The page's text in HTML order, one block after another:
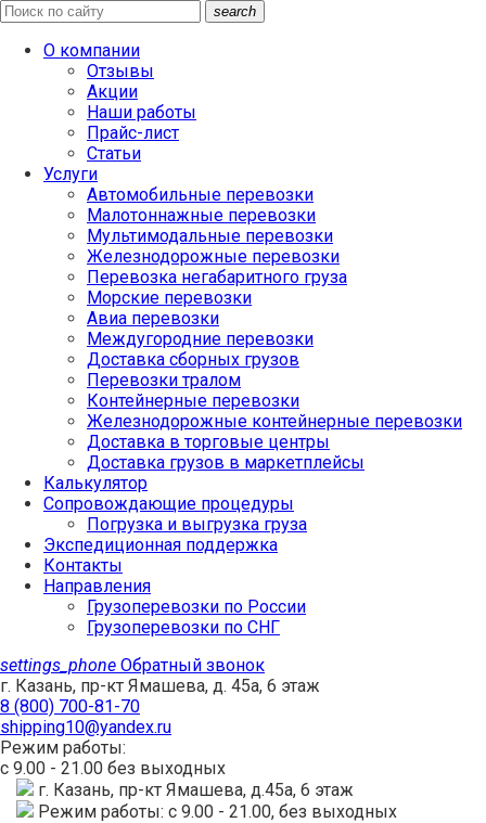
search
О компании
Отзывы
Акции
Наши работы
Прайс-лист
Статьи
Услуги
Автомобильные перевозки
Малотоннажные перевозки
Мультимодальные перевозки
Железнодорожные перевозки
Перевозка негабаритного груза
Морские перевозки
Авиа перевозки
Междугородние перевозки
Доставка сборных грузов
Перевозки тралом
Контейнерные перевозки
Железнодорожные контейнерные перевозки
Доставка в торговые центры
Доставка грузов в маркетплейсы
Калькулятор
Сопровождающие процедуры
Погрузка и выгрузка груза
Экспедиционная поддержка
Контакты
Направления
Грузоперевозки по России
Грузоперевозки по СНГ
settings_phone Обратный звонок
г. Казань, пр-кт Ямашева, д. 45а, 6 этаж
8 (800) 700-81-70
shipping10@yandex.ru
Режим работы:
с 9.00 - 21.00 без выходных
г. Казань, пр-кт Ямашева, д.45а, 6 этаж
Режим работы: с 9.00 - 21.00, без выходных